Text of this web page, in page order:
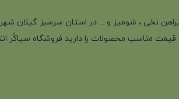
در تولید انواع لباس شامل پیراهن نخی ، شومیز و ... در
مناسب محصولات را دارید فروشگاه سیاکُر